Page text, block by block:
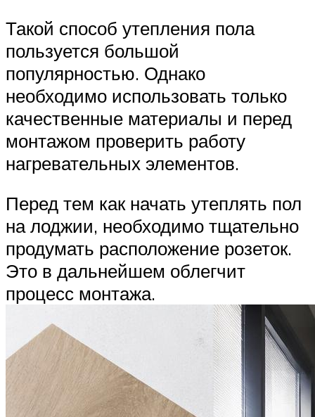
Такой способ утепления пола
пользуется большой
популярностью. Однако
необходимо использовать только
качественные материалы и перед
монтажом проверить работу
нагревательных элементов.
Перед тем как начать утеплять пол
на лоджии, необходимо тщательно
продумать расположение розеток.
Это в дальнейшем облегчит
процесс монтажа.